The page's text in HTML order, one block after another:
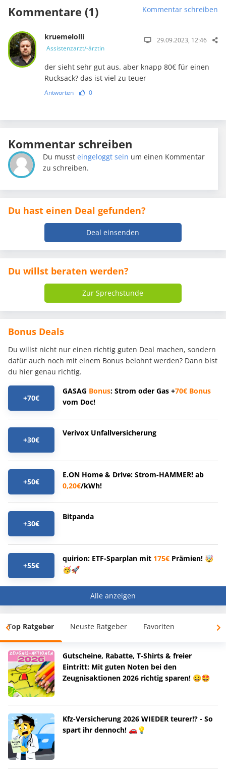
Kommentare (1) Kommentar schreiben
kruemelolli
Assistenzarzt/-ärztin
29.09.2023, 12:46
der sieht sehr gut aus. aber knapp 80€ für einen
Rucksack? das ist viel zu teuer
Antworten 0
Kommentar schreiben
Du mussteingeloggt sein um einen Kommentar
zu schreiben.
Du hast einen Deal gefunden?
Deal einsenden
Du willst beraten werden?
Zur Sprechstunde
Bonus Deals
Du willst nicht nur einen richtig guten Deal machen, sondern
dafür auch noch mit einem Bonus belohnt werden? Dann bist
du hier genau richtig.
+70€
GASAG Bonus: Strom oder Gas +70€ Bonus
vom Doc!
+30€
Verivox Unfallversicherung
+50€
E.ON Home & Drive: Strom-HAMMER! ab
0,20€/kWh!
+30€
Bitpanda
+55€
quirion: ETF-Sparplan mit 175€ Prämien! 🤯
🥳🚀
Alle anzeigen
Top Ratgeber Neuste Ratgeber Favoriten
Gutscheine, Rabatte, T-Shirts & freier
Eintritt: Mit guten Noten bei den
Zeugnisaktionen 2026 richtig sparen! 😀🤩
Kfz-Versicherung 2026 WIEDER teurer!? - So
spart ihr dennoch! 🚗💡